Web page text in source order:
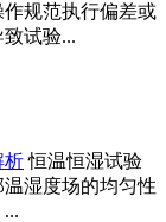
规范执行偏差或
试验...
析 恒温恒湿试验
湿度场的均匀性